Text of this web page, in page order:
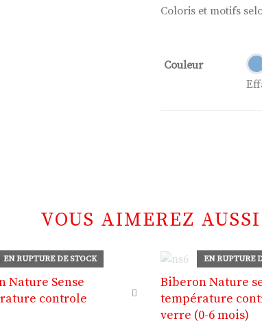
Coloris et motifs
Couleur
VOUS AIMEREZ AUSSI
EN RUPTURE DE STOCK
Nature Sense
controle
EN RUPTURE
Biberon Nature
température
verre (0-6 mois)